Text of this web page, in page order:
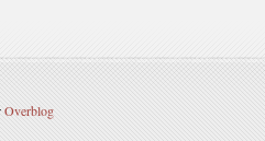
Overblog